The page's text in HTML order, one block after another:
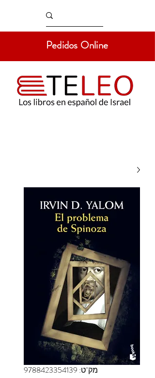
Pedidos Online
מק"ט: 9788423354139